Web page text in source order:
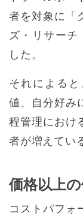
者を対象に「
ズ・リサーチ
した。
それによる
値、自分好み
程管理におけ
者が増えてい
価格以上
コストパフォ